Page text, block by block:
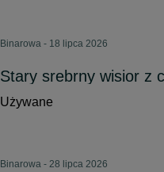
Binarowa - 18 lipca 2026
Stary srebrny wisior z
Używane
Binarowa - 28 lipca 2026